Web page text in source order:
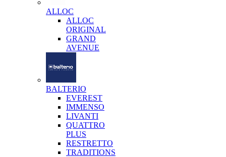
ALLOC
ALLOC
ORIGINAL
GRAND
AVENUE
BALTERIO
EVEREST
IMMENSO
LIVANTI
QUATTRO
PLUS
RESTRETTO
TRADITIONS